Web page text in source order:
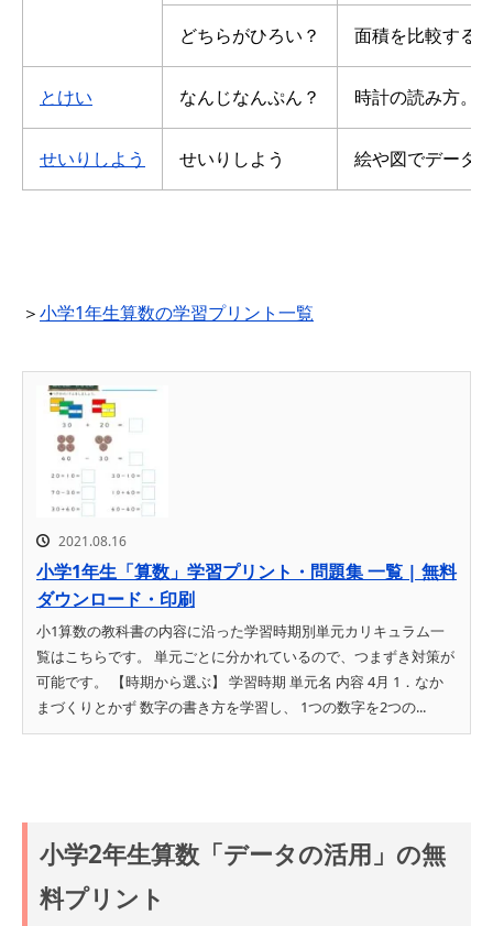
どちらがひろい？ 面積を比較する
とけい なんじなんぷん？ 時計の読み方。
せいりしよう せいりしよう 絵や図でデータ
＞小学1年生算数の学習プリント一覧
2021.08.16
小学1年生「算数」学習プリント・問題集 一覧 | 無料
ダウンロード・印刷
小1算数の教科書の内容に沿った学習時期別単元カリキュラム一
覧はこちらです。 単元ごとに分かれているので、つまずき対策が
可能です。 【時期から選ぶ】 学習時期 単元名 内容 4月 1．なか
まづくりとかず 数字の書き方を学習し、 1つの数字を2つの...
小学2年生算数「データの活用」の無
料プリント